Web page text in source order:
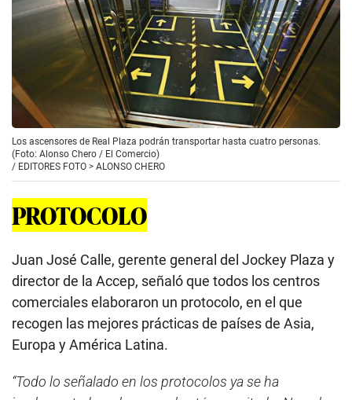
Los ascensores de Real Plaza podrán transportar hasta cuatro personas.
(Foto: Alonso Chero / El Comercio)
/ EDITORES FOTO > ALONSO CHERO
PROTOCOLO
Juan José Calle, gerente general del Jockey Plaza y
director de la Accep, señaló que todos los centros
comerciales elaboraron un protocolo, en el que
recogen las mejores prácticas de países de Asia,
Europa y América Latina.
“Todo lo señalado en los protocolos ya se ha